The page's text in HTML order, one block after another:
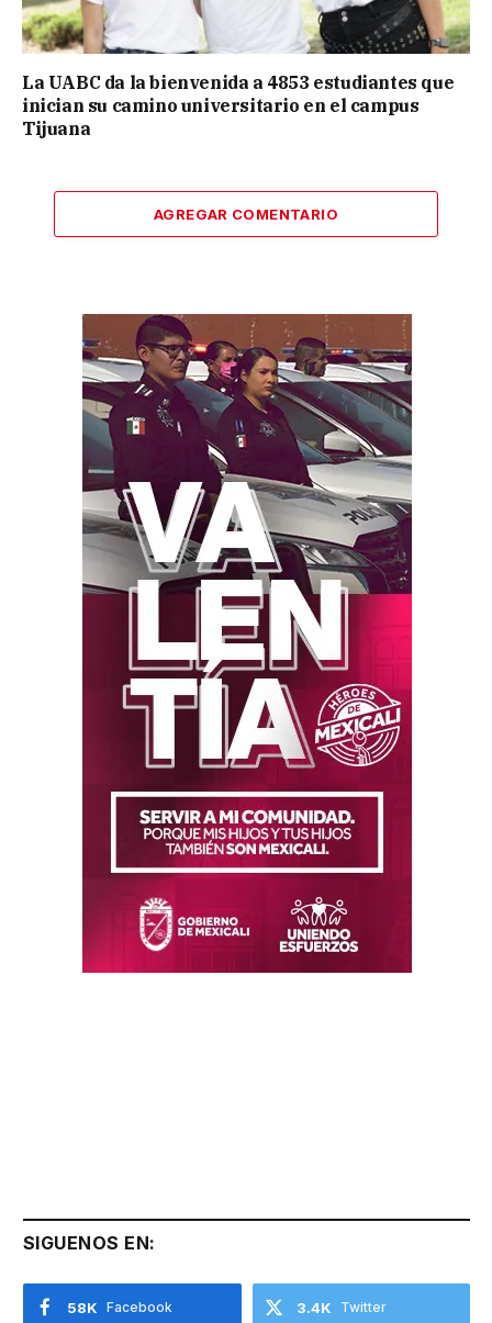
La UABC da la bienvenida a 4853 estudiantes que
inician su camino universitario en el campus
Tijuana
AGREGAR COMENTARIO
SIGUENOS EN:
Facebook
58K Twitter
3.4K